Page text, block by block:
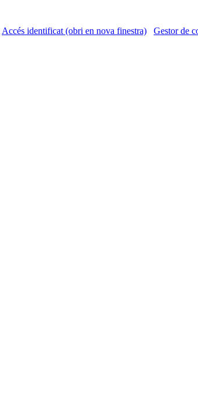
Accés identificat (obri en nova finestra) Gestor de